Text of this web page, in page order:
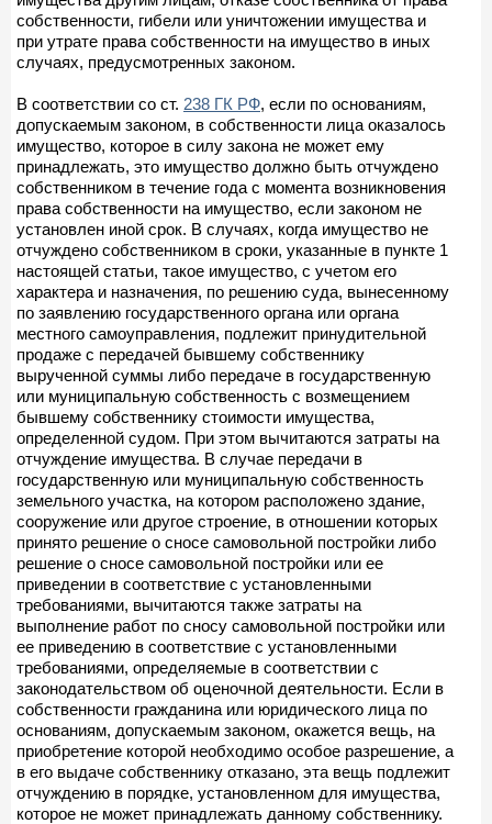
собственности, гибели или уничтожении имущества и
при утрате права собственности на имущество в иных
случаях, предусмотренных законом.
В соответствии со ст. 238 ГК РФ, если по основаниям,
допускаемым законом, в собственности лица оказалось
имущество, которое в силу закона не может ему
принадлежать, это имущество должно быть отчуждено
собственником в течение года с момента возникновения
права собственности на имущество, если законом не
установлен иной срок. В случаях, когда имущество не
отчуждено собственником в сроки, указанные в пункте 1
настоящей статьи, такое имущество, с учетом его
характера и назначения, по решению суда, вынесенному
по заявлению государственного органа или органа
местного самоуправления, подлежит принудительной
продаже с передачей бывшему собственнику
вырученной суммы либо передаче в государственную
или муниципальную собственность с возмещением
бывшему собственнику стоимости имущества,
определенной судом. При этом вычитаются затраты на
отчуждение имущества. В случае передачи в
государственную или муниципальную собственность
земельного участка, на котором расположено здание,
сооружение или другое строение, в отношении которых
принято решение о сносе самовольной постройки либо
решение о сносе самовольной постройки или ее
приведении в соответствие с установленными
требованиями, вычитаются также затраты на
выполнение работ по сносу самовольной постройки или
ее приведению в соответствие с установленными
требованиями, определяемые в соответствии с
законодательством об оценочной деятельности. Если в
собственности гражданина или юридического лица по
основаниям, допускаемым законом, окажется вещь, на
приобретение которой необходимо особое разрешение, а
в его выдаче собственнику отказано, эта вещь подлежит
отчуждению в порядке, установленном для имущества,
которое не может принадлежать данному собственнику.